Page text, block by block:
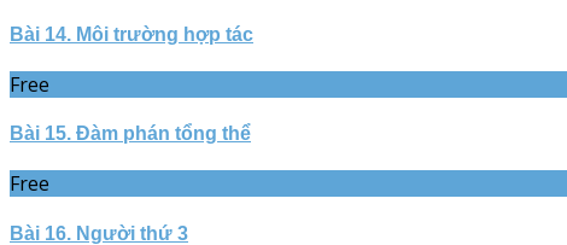
Bài 14. Môi trường hợp tác
Free
Bài 15. Đàm phán tổng thể
Free
Bài 16. Người thứ 3